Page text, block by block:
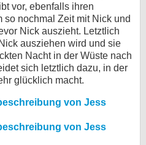
vor, ebenfalls ihren
nochmal Zeit mit Nick und
Nick auszieht. Letztlich
ausziehen wird und sie
Nacht in der Wüste nach
sich letztlich dazu, in der
glücklich macht.
von Jess
von Jess